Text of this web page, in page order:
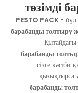
төзімді
PESTO PACK - бұл
барабанды толтыру
Қытайдағы
барабанды
сізге кәсіби
қызықтырса
барабанды